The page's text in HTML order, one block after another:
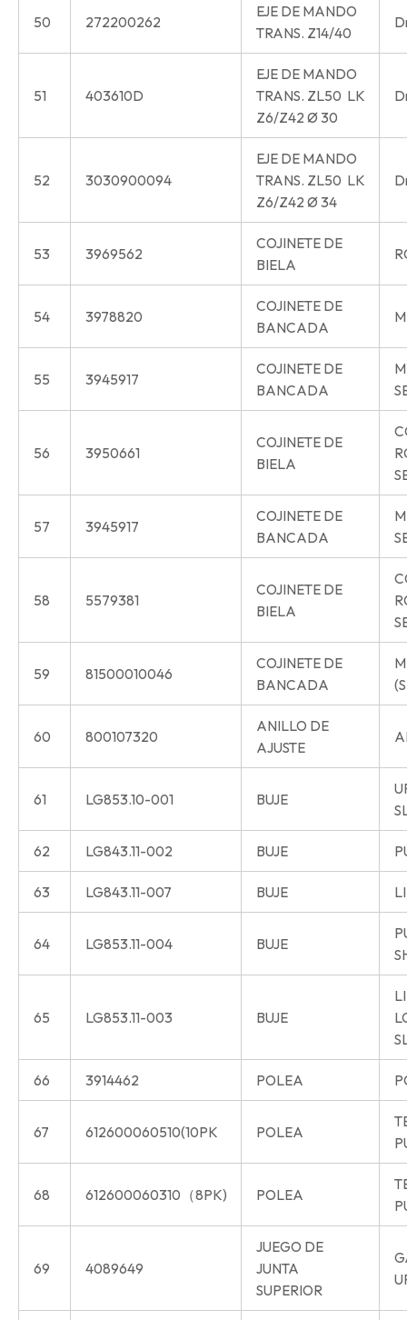
50 272200262
EJE DE MANDO
TRANS. Z14/40
51 403610D
EJE DE MANDO
TRANS. ZL50 LK
Z6/Z42 Ø 30
52 3030900094
EJE DE MANDO
TRANS. ZL50 LK
Z6/Z42 Ø 34
53 3969562
COJINETE DE
BIELA
54 3978820
COJINETE DE
BANCADA
55 3945917
COJINETE DE
BANCADA
56 3950661
COJINETE DE
BIELA
57 3945917
COJINETE DE
BANCADA
58 5579381
COJINETE DE
BIELA
59 81500010046
COJINETE DE
BANCADA
60 800107320
ANILLO DE
AJUSTE
61 LG853.10-001 BUJE
62 LG843.11-002 BUJE
63 LG843.11-007 BUJE
64 LG853.11-004 BUJE
65 LG853.11-003 BUJE
66 3914462 POLEA
67 612600060510(10PK POLEA
68 612600060310（8PK) POLEA
69 4089649
JUEGO DE
JUNTA
SUPERIOR